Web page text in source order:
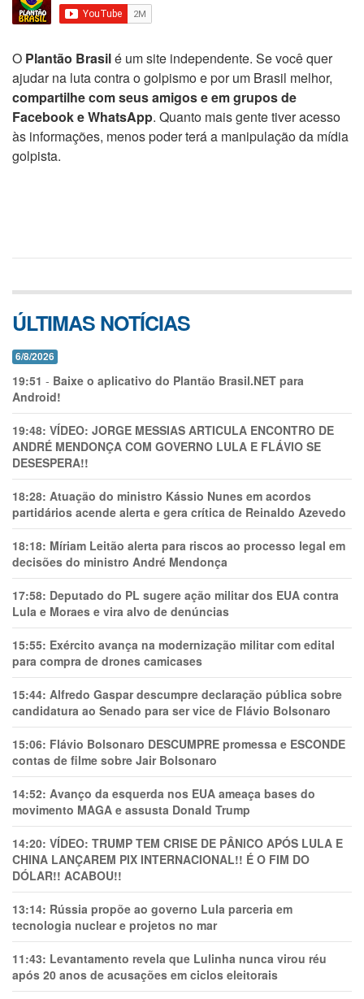
O Plantão Brasilé um site independente. Se você quer
ajudar na luta contra o golpismo e por um Brasil melhor,
compartilhe com seus amigos e em grupos de
Facebook e WhatsApp. Quanto mais gente tiver acesso
às informações, menos poder terá a manipulação da mídia
golpista.
ÚLTIMAS NOTÍCIAS
6/8/2026
19:51 - Baixe o aplicativo do Plantão Brasil.NET para
Android!
19:48: VÍDEO: JORGE MESSIAS ARTICULA ENCONTRO DE
ANDRÉ MENDONÇA COM GOVERNO LULA E FLÁVIO SE
DESESPERA!!
18:28: Atuação do ministro Kássio Nunes em acordos
partidários acende alerta e gera crítica de Reinaldo Azevedo
18:18: Míriam Leitão alerta para riscos ao processo legal em
decisões do ministro André Mendonça
17:58: Deputado do PL sugere ação militar dos EUA contra
Lula e Moraes e vira alvo de denúncias
15:55: Exército avança na modernização militar com edital
para compra de drones camicases
15:44: Alfredo Gaspar descumpre declaração pública sobre
candidatura ao Senado para ser vice de Flávio Bolsonaro
15:06: Flávio Bolsonaro DESCUMPRE promessa e ESCONDE
contas de filme sobre Jair Bolsonaro
14:52: Avanço da esquerda nos EUA ameaça bases do
movimento MAGA e assusta Donald Trump
14:20: VÍDEO: TRUMP TEM CRlSE DE PÂNlCO APÓS LULA E
CHINA LANÇAREM PIX INTERNACIONAL!! É O FIM DO
DÓLAR!! ACABOU!!
13:14: Rússia propõe ao governo Lula parceria em
tecnologia nuclear e projetos no mar
11:43: Levantamento revela que Lulinha nunca virou réu
após 20 anos de acusações em ciclos eleitorais